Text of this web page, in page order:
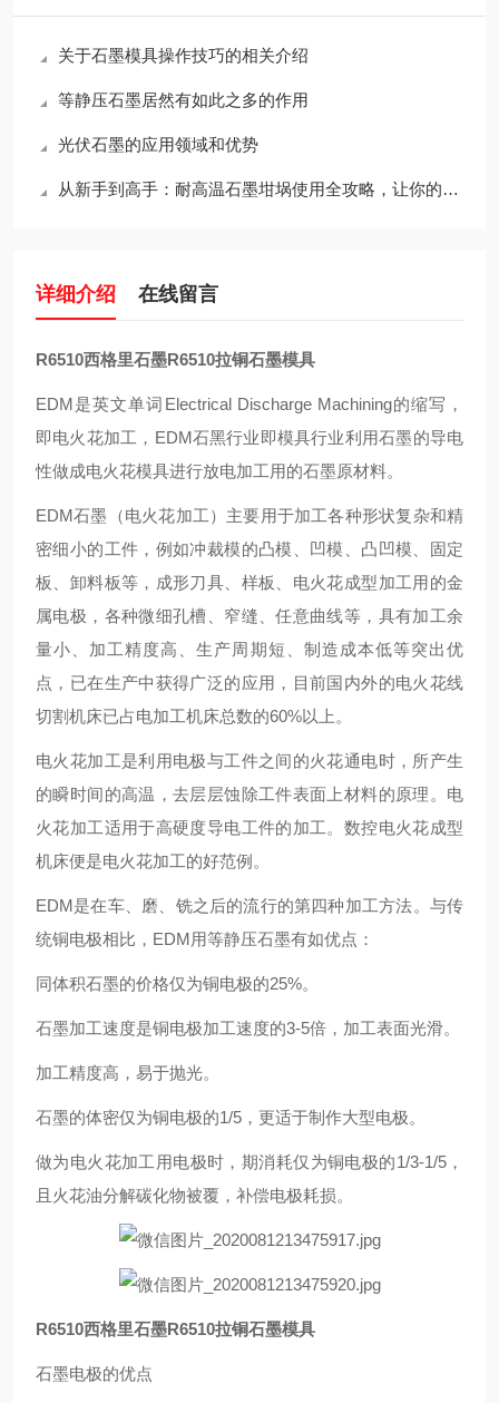
关于石墨模具操作技巧的相关介绍
等静压石墨居然有如此之多的作用
光伏石墨的应用领域和优势
从新手到高手：耐高温石墨坩埚使用全攻略，让你的工作更出色！
详细介绍 在线留言
R6510西格里石墨R6510拉铜石墨模具
EDM是英文单词Electrical Discharge Machining的缩写，
即电火花加工，EDM石黑行业即模具行业利用石墨的导电
性做成电火花模具进行放电加工用的石墨原材料。
EDM石墨（电火花加工）主要用于加工各种形状复杂和精
密细小的工件，例如冲裁模的凸模、凹模、凸凹模、固定
板、卸料板等，成形刀具、样板、电火花成型加工用的金
属电极，各种微细孔槽、窄缝、任意曲线等，具有加工余
量小、加工精度高、生产周期短、制造成本低等突出优
点，已在生产中获得广泛的应用，目前国内外的电火花线
切割机床已占电加工机床总数的60%以上。
电火花加工是利用电极与工件之间的火花通电时，所产生
的瞬时间的高温，去层层蚀除工件表面上材料的原理。电
火花加工适用于高硬度导电工件的加工。数控电火花成型
机床便是电火花加工的好范例。
EDM是在车、磨、铣之后的流行的第四种加工方法。与传
统铜电极相比，EDM用等静压石墨有如优点：
同体积石墨的价格仅为铜电极的25%。
石墨加工速度是铜电极加工速度的3-5倍，加工表面光滑。
加工精度高，易于抛光。
石墨的体密仅为铜电极的1/5，更适于制作大型电极。
做为电火花加工用电极时，期消耗仅为铜电极的1/3-1/5，
且火花油分解碳化物被覆，补偿电极耗损。
R6510西格里石墨R6510拉铜石墨模具
石墨电极的优点